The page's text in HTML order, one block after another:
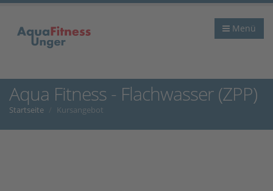
Menü
Aqua Fitness - Flachwasser (ZPP)
Startseite Kursangebot